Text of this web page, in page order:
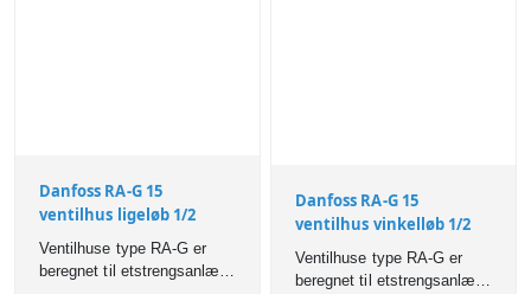
Danfoss RA-G 15
ventilhus ligeløb 1/2
Ventilhuse type RA-G er
beregnet til etstrengsanlæg
Danfoss RA-G 15
ventilhus vinkelløb 1/2
Ventilhuse type RA-G er
beregnet til etstrengsanlæg